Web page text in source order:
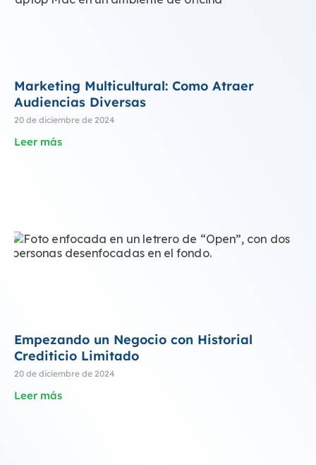
Marketing Multicultural: Como Atraer
Audiencias Diversas
20 de diciembre de 2024
Leer más
Empezando un Negocio con Historial
Crediticio Limitado
20 de diciembre de 2024
Leer más